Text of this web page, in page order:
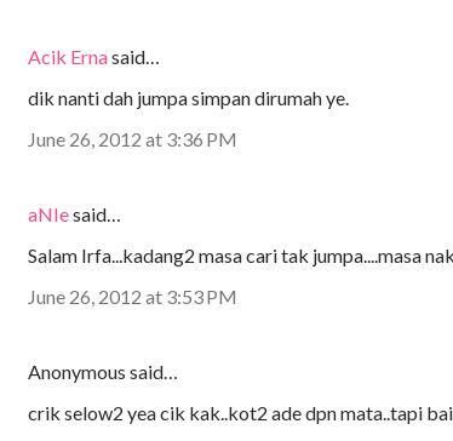
Acik Ernasaid…
dik nanti dah jumpa simpan dirumah ye.
June 26, 2012 at 3:36 PM
aNIesaid…
Salam Irfa...kadang2 masa cari tak jumpa....masa
June 26, 2012 at 3:53 PM
Anonymous said…
crik selow2 yea cik kak..kot2 ade dpn mata..tapi